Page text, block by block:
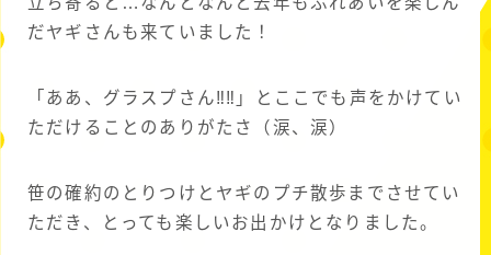
だヤギさんも来ていました！
「ああ、グラスプさん‼‼」とここでも声をかけてい
ただけることのありがたさ（涙、涙）
笹の確約のとりつけとヤギのプチ散歩までさせてい
ただき、とっても楽しいお出かけとなりました。